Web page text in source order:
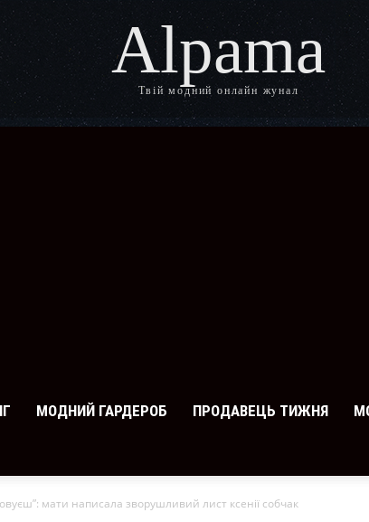
Alpama
Твій модний онлайн жунал
МОДНИЙ ГАРДЕРОБ ПРОДАВЕЦЬ ТИЖНЯ
мати написала зворушливий лист ксенії собчак